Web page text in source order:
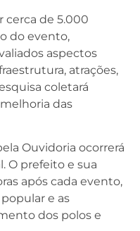
cerca de 5.000
do evento,
aspectos
atrações,
coletará
das
Ouvidoria ocorrerá
O prefeito e sua
após cada evento,
e as
dos polos e